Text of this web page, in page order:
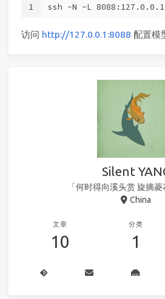
1 ssh -N -L
访问 http://127.0.0.1:8088 配置模
Silent
「何时得向溪头赏 旋摘菱
China
文章
10
分类
1